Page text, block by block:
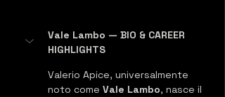
Vale Lambo — BIO & CAREER
HIGHLIGHTS
Valerio Apice, universalmente
noto come Vale Lambo, nasce il